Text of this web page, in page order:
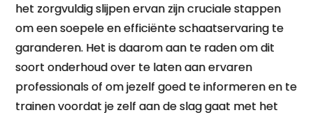
het zorgvuldig slijpen ervan zijn cruciale stappen
om een soepele en efficiënte schaatservaring te
garanderen. Het is daarom aan te raden om dit
soort onderhoud over te laten aan ervaren
professionals of om jezelf goed te informeren en te
trainen voordat je zelf aan de slag gaat met het